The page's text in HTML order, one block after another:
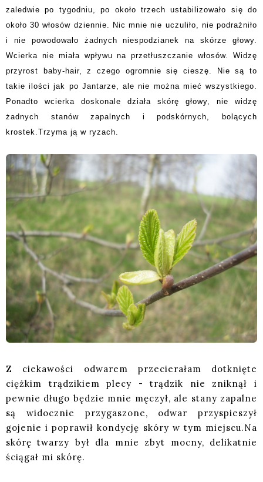
zaledwie po tygodniu, po około trzech ustabilizowało się do
około 30 włosów dziennie. Nic mnie nie uczuliło, nie podrażniło
i nie powodowało żadnych niespodzianek na skórze głowy.
Wcierka nie miała wpływu na przetłuszczanie włosów. Widzę
przyrost baby-hair, z czego ogromnie się cieszę. Nie są to
takie ilości jak po Jantarze, ale nie można mieć wszystkiego.
Ponadto wcierka doskonale działa skórę głowy, nie widzę
żadnych stanów zapalnych i podskórnych, bolących
krostek.Trzyma ją w ryzach.
Z ciekawości odwarem przecierałam dotknięte
ciężkim trądzikiem plecy - trądzik nie zniknął i
pewnie długo będzie mnie męczył, ale stany zapalne
są widocznie przygaszone, odwar przyspieszył
gojenie i poprawił kondycję skóry w tym miejscu.Na
skórę twarzy był dla mnie zbyt mocny, delikatnie
ściągał mi skórę.